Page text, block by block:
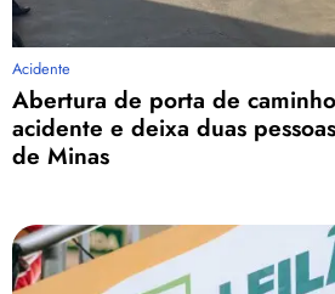
Acidente
Abertura de porta de
acidente e deixa duas
de Minas